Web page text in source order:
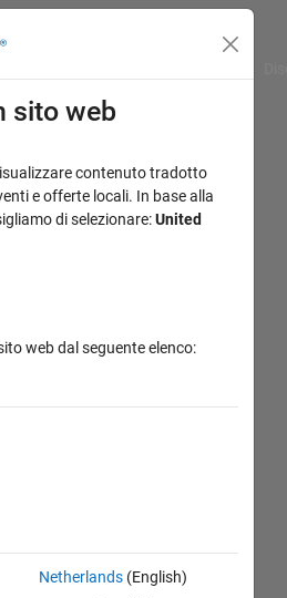
sito web
contenuto tradotto
e offerte locali. In base alla
di selezionare:United
web dal seguente elenco:
Netherlands(English)